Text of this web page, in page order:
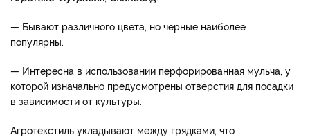
— Бывают различного цвета, но черные наиболее
популярны.
— Интересна в использовании перфорированная мульча, у
которой изначально предусмотрены отверстия для посадки
в зависимости от культуры.
Агротекстиль укладывают между грядками, что